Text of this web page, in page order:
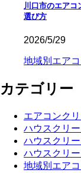
川口市のエアコ
選び方
2026/5/29
地域別エア
カテゴリー
エアコンク
ハウスクリ
ハウスクリ
ハウスクリ
地域別エア